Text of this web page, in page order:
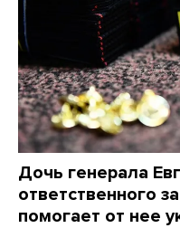
Дочь генерала
ответственного
помогает от нее